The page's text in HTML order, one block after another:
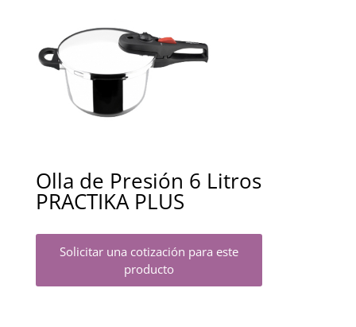
Olla de Presión 6 Litros
PRACTIKA PLUS
Solicitar una cotización para este
producto